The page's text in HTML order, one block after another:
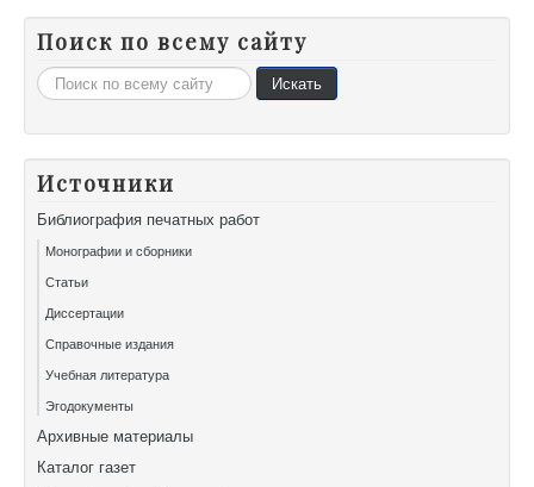
Поиск по всему сайту
Искать... Искать
Источники
Библиография печатных работ
Монографии и сборники
Статьи
Диссертации
Справочные издания
Учебная литература
Эгодокументы
Архивные материалы
Каталог газет